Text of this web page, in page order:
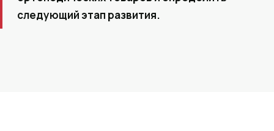
следующий этап развития.